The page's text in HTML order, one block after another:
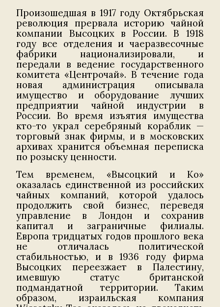
Произошедшая в 1917 году Октябрьская
революция прервала историю чайной
компании Высоцких в России. В 1918
году все отделения и чаеразвесочные
фабрики национализировали, и
передали в ведение государственного
комитета «Центрочай». В течение года
новая администрация описывала
имущество и оборудование лучших
предприятии чайной индустрии в
России. Во время изъятия имущества
кто-то украл серебряный кораблик —
торговый знак фирмы, и в московских
архивах хранится объемная переписка
по розыску ценности.
Тем временем, «Высоцкий и Ко»
оказалась единственной из российских
чайных компаний, которой удалось
продолжить свой бизнес, переведя
управление в Лондон и сохранив
капитал и заграничные филиалы.
Европа тридцатых годов прошлого века
не отличалась политической
стабильностью, и в 1936 году фирма
Высоцких переезжает в Палестину,
имевшую статус британской
подмандатной территории. Таким
образом, израильская компания